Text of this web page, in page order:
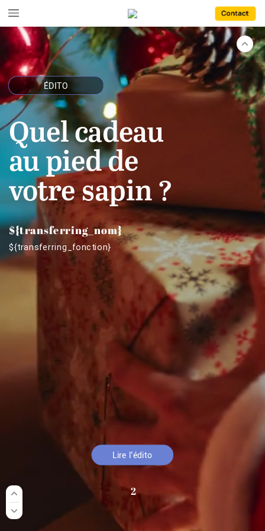
ÉDITO
Lire l’édito
Quelcadeau
au piedde
votre sapin?
2